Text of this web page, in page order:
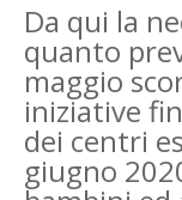
Da qui la
quanto
maggio
iniziative
dei centri
giugno